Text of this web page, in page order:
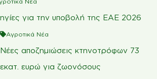
για την υποβολή της ΕΑΕ 2026
Αγροτικά Νέα
Νέες αποζημιώσεις κτηνοτρόφων 73
εκατ. ευρώ για ζωονόσους